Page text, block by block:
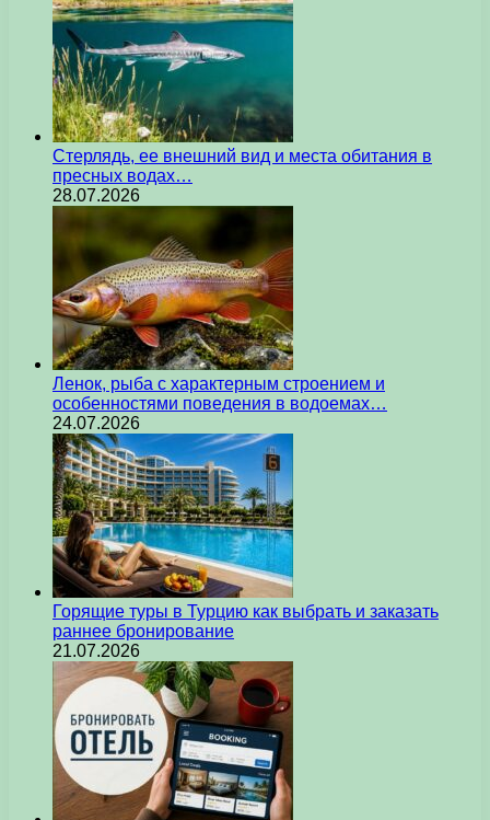
Стерлядь, ее внешний вид и места обитания в
пресных водах…
28.07.2026
Ленок, рыба с характерным строением и
особенностями поведения в водоемах…
24.07.2026
Горящие туры в Турцию как выбрать и заказать
раннее бронирование
21.07.2026